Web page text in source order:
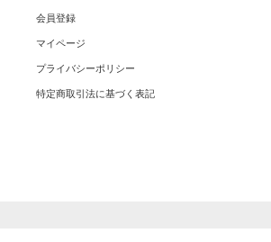
会員登録
マイページ
プライバシーポリシー
特定商取引法に基づく表記